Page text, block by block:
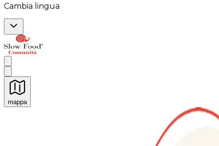
Cambia lingua
mappa
Esperienze culinarie indimenticabili: Esperienze